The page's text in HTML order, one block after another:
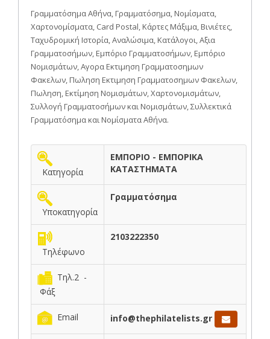
Γραμματόσημα Αθήνα, Γραμματόσημα, Νομίσματα,
Χαρτονομίσματα, Card Postal, Κάρτες Μάξιμα, Βινιέτες,
Ταχυδρομική Ιστορία, Αναλώσιμα, Κατάλογοι, Αξια
Γραμματοσήμων, Εμπόριο Γραμματοσήμων, Εμπόριο
Νομισμάτων, Αγορα Εκτιμηση Γραμματοσημων
Φακελων, Πωληση Εκτιμηση Γραμματοσημων Φακελων,
Πωληση, Εκτίμηση Νομισμάτων, Χαρτονομισμάτων,
Συλλογή Γραμματοσήμων και Νομισμάτων, Συλλεκτικά
Γραμματόσημα και Νομίσματα Αθήνα.
Κατηγορία
ΕΜΠΟΡΙΟ - ΕΜΠΟΡΙΚΑ
ΚΑΤΑΣΤΗΜΑΤΑ
Υποκατηγορία
Γραμματόσημα
Τηλέφωνο
2103222350
Τηλ.2 -
Φάξ
Email info@thephilatelists.gr